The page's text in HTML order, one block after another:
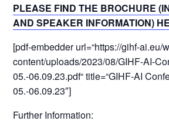
PLEASE FIND THE BROCHURE
AND SPEAKER INFORMATION)
[pdf-embedder url=“https://gihf-ai.eu/
content/uploads/2023/08/GIHF-AI-
05.-06.09.23.pdf“ title=“GIHF-AI
05.-06.09.23″]
Further Information: